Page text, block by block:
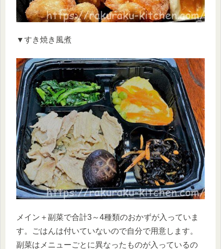
▼すき焼き風煮
メイン＋副菜で合計3～4種類のおかずが入っていま
す。ごはんは付いていないので自分で用意します。
副菜はメニューごとに異なったものが入っているの